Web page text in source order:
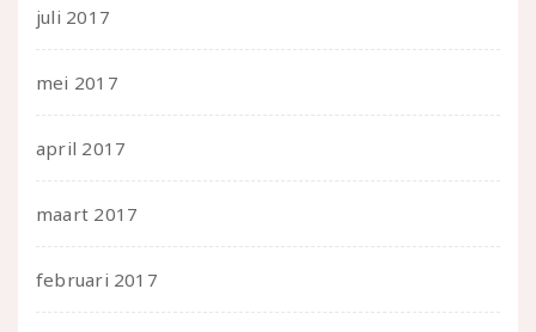
juli 2017
mei 2017
april 2017
maart 2017
februari 2017